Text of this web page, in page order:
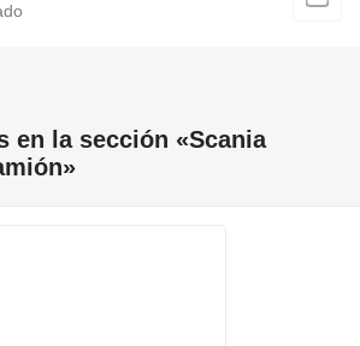
en la sección «Scania